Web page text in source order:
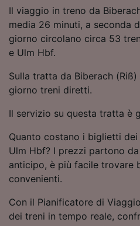
Il viaggio in treno da
media 26 minuti, a seconda
giorno circolano circa 53
e Ulm Hbf.
Sulla tratta da Biberach
giorno treni diretti.
Il servizio su questa tratta è
Quanto costano i biglietti
Ulm Hbf? I prezzi partono
anticipo, è più facile trovare
convenienti.
Con il Pianificatore di
dei treni in tempo reale,
Utilizzare dati di
Scansione attiva delle
dispositivo ai fini
Archiviare informazioni
accedervi. Pubblicità e
dei contenuti e degli
pubblico, sviluppo di
Elenco dei partner